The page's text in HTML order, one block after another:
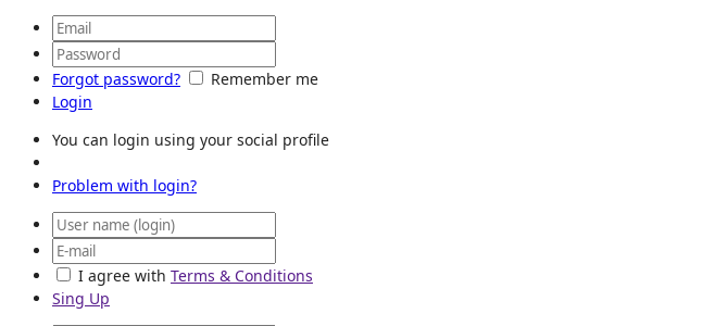
Forgot password?
Remember me
Login
You can login using your social profile
Problem with login?
I agree with Terms & Conditions
Sing Up